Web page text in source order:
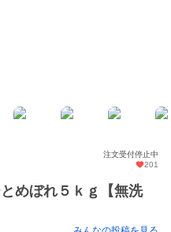
注文受付停止中
201
めぼれ５ｋｇ【無洗